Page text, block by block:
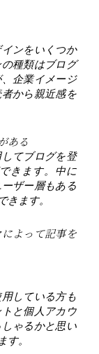
ンをいくつか
種類はブログ
企業イメージ
から親近感を
ある
てブログを登
きます。中に
ザー層もある
きます。
よって記事を
している方も
と個人アカウ
ゃるかと思い
す。